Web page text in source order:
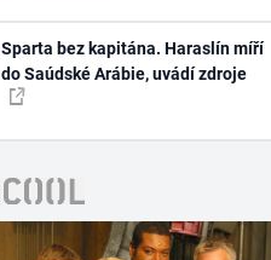
Sparta bez kapitána. Haraslín míří
do Saúdské Arábie, uvádí zdroje